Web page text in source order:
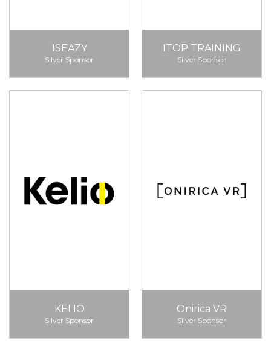
ISEAZY
Silver Sponsor
ITOP TRAINING
Silver Sponsor
KELIO
Silver Sponsor
Onirica VR
Silver Sponsor